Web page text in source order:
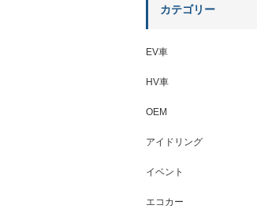
カテゴリー
EV車
HV車
OEM
アイドリング
イベント
エコカー